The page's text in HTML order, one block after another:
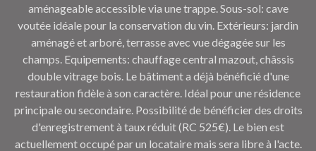
aménageable accessible via une trappe. Sous-sol: cave
voutée idéale pour la conservation du vin. Extérieurs: jardin
aménagé et arboré, terrasse avec vue dégagée sur les
champs. Equipements: chauffage central mazout, châssis
double vitrage bois. Le bâtiment a déjà bénéficié d'une
restauration fidèle à son caractère. Idéal pour une résidence
principale ou secondaire. Possibilité de bénéficier des droits
d'enregistrement à taux réduit (RC 525€). Le bien est
actuellement occupé par un locataire mais sera libre à l'acte.